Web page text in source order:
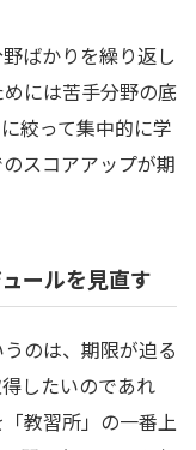
ばかりを繰り返し
には苦手分野の底
絞って集中的に学
スコアアップが期
ールを見直す
のは、期限が迫る
したいのであれ
教習所」の一番上